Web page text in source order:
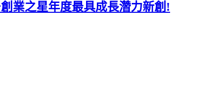
業之星年度最具成長濳力新創!